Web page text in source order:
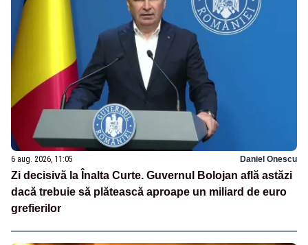
6 aug. 2026, 11:05 Daniel Onescu
Zi decisivă la Înalta Curte. Guvernul Bolojan află astăzi
dacă trebuie să plătească aproape un miliard de euro
grefierilor